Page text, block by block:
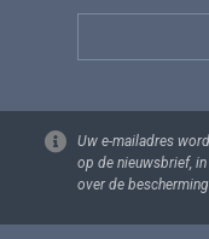
Uw e-mailadres
op de nieuwsbrief,
over de